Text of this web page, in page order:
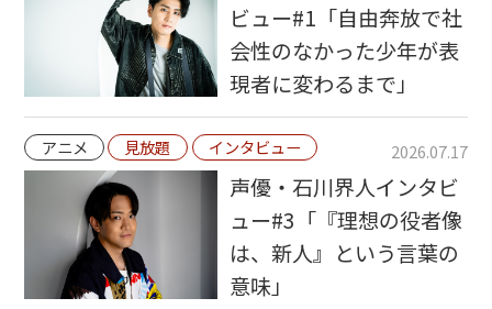
ビュー#1「自由奔放で社
会性のなかった少年が表
現者に変わるまで」
アニメ 見放題 インタビュー 2026.07.17
声優・石川界人インタビ
ュー#3「『理想の役者像
は、新人』という言葉の
意味」